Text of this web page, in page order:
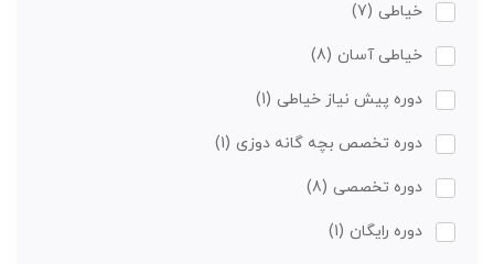
خیاطی (7)
خیاطی آسان (8)
دوره پیش نیاز خیاطی (1)
دوره تخصص بچه گانه دوزی (1)
دوره تخصصی (8)
دوره رایگان (1)